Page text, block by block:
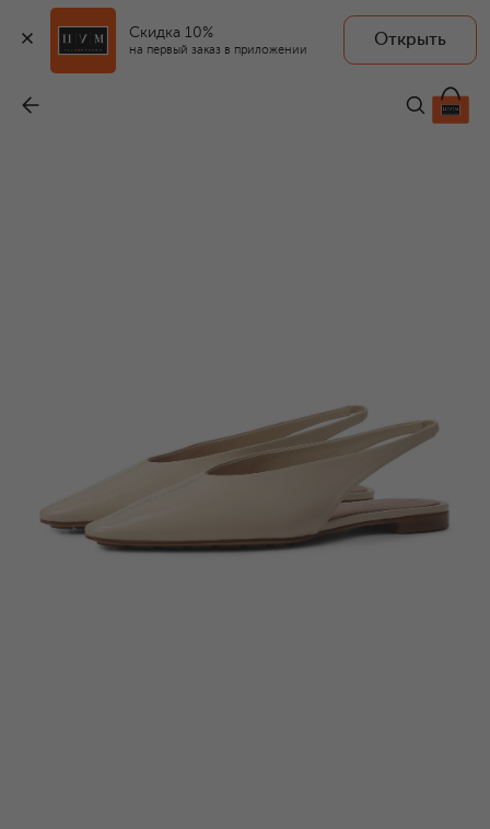
Скидка 10%
на первый заказ в приложении
Открыть
128 000 ₽